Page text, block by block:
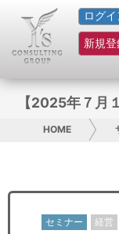
ログイ
新規登
HOME
サービス紹介
コラム
グループ概要
【2025年７月
HOME
セミナー 経営